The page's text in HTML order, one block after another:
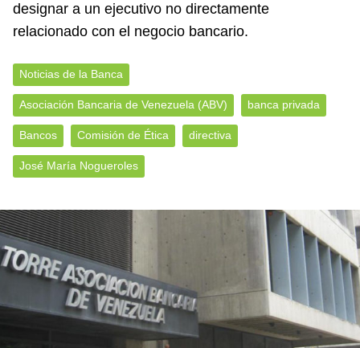
designar a un ejecutivo no directamente
relacionado con el negocio bancario.
Noticias de la Banca
Asociación Bancaria de Venezuela (ABV) banca privada
Bancos Comisión de Ética directiva
José María Nogueroles